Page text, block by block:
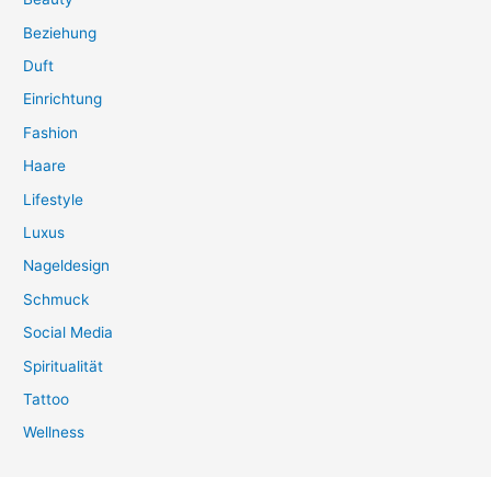
Beziehung
Duft
Einrichtung
Fashion
Haare
Lifestyle
Luxus
Nageldesign
Schmuck
Social Media
Spiritualität
Tattoo
Wellness